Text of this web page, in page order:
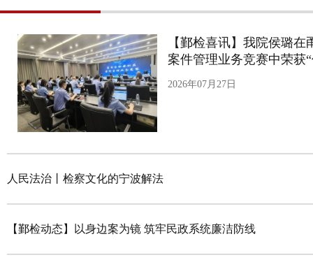
【鄞检喜讯】我院侯璐
案件管理业务竞赛中荣获
2026年07月27日
人民法治丨检察文化的宁波解法
【鄞检动态】以身边案为镜 筑牢民政系统廉洁防线